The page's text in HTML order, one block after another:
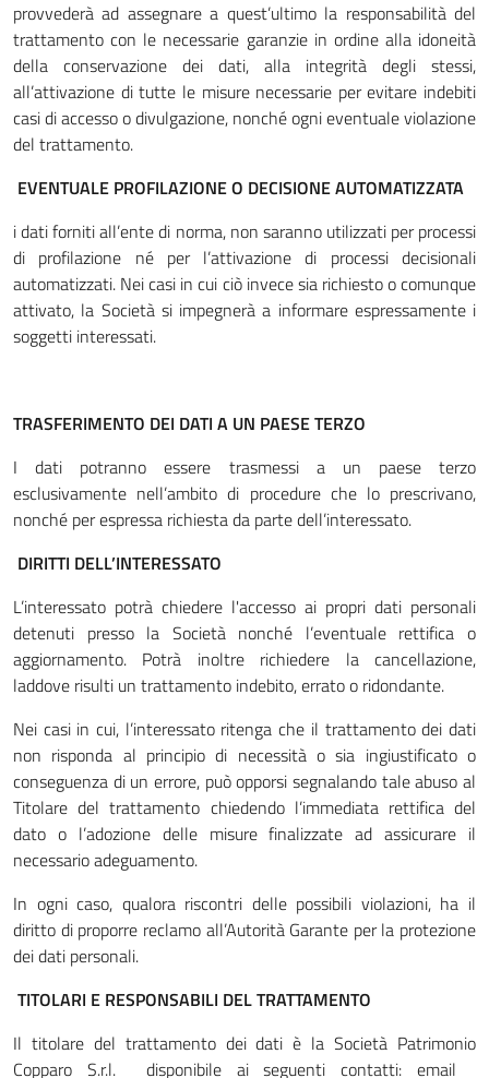
provvederà ad assegnare a quest’ultimo la responsabilità del
trattamento con le necessarie garanzie in ordine alla idoneità
della conservazione dei dati, alla integrità degli stessi,
all’attivazione di tutte le misure necessarie per evitare indebiti
casi di accesso o divulgazione, nonché ogni eventuale violazione
del trattamento.
EVENTUALE PROFILAZIONE O DECISIONE AUTOMATIZZATA
i dati forniti all’ente di norma, non saranno utilizzati per processi
di profilazione né per l’attivazione di processi decisionali
automatizzati. Nei casi in cui ciò invece sia richiesto o comunque
attivato, la Società si impegnerà a informare espressamente i
soggetti interessati.
TRASFERIMENTO DEI DATI A UN PAESE TERZO
I dati potranno essere trasmessi a un paese terzo
esclusivamente nell’ambito di procedure che lo prescrivano,
nonché per espressa richiesta da parte dell’interessato.
DIRITTI DELL’INTERESSATO
L’interessato potrà chiedere l'accesso ai propri dati personali
detenuti presso la Società nonché l’eventuale rettifica o
aggiornamento. Potrà inoltre richiedere la cancellazione,
laddove risulti un trattamento indebito, errato o ridondante.
Nei casi in cui, l’interessato ritenga che il trattamento dei dati
non risponda al principio di necessità o sia ingiustificato o
conseguenza di un errore, può opporsi segnalando tale abuso al
Titolare del trattamento chiedendo l’immediata rettifica del
dato o l’adozione delle misure finalizzate ad assicurare il
necessario adeguamento.
In ogni caso, qualora riscontri delle possibili violazioni, ha il
diritto di proporre reclamo all’Autorità Garante per la protezione
dei dati personali.
TITOLARI E RESPONSABILI DEL TRATTAMENTO
Il titolare del trattamento dei dati è la Società Patrimonio
Copparo S.r.l. disponibile ai seguenti contatti: email